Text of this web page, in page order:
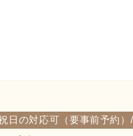
日の対応可（要事前予約